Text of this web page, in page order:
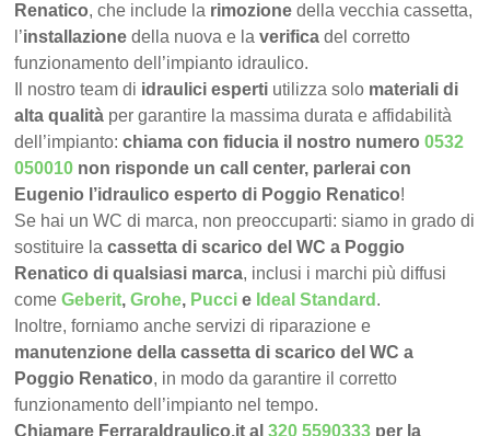
Renatico, che include la rimozione della vecchia cassetta,
l’installazione della nuova e laverifica del corretto
funzionamento dell’impianto idraulico.
Il nostro team di idraulici esperti utilizza solo materiali di
alta qualità per garantire la massima durata e affidabilità
dell’impianto:chiama con fiducia il nostro numero0532
050010 non risponde un call center, parlerai con
Eugenio l’idraulico esperto di Poggio Renatico!
Se hai un WC di marca, non preoccuparti: siamo in grado di
sostituire lacassetta di scarico del WC a Poggio
Renatico di qualsiasi marca, inclusi i marchi più diffusi
comeGeberit,Grohe, Pucci e Ideal Standard .
Inoltre, forniamo anche servizi di riparazione e
manutenzione della cassetta di scarico del WC a
Poggio Renatico, in modo da garantire il corretto
funzionamento dell’impianto nel tempo.
Chiamare FerraraIdraulico.it al320 5590333 per la